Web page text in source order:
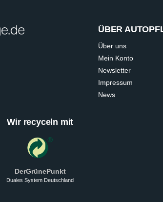
ÜBER
Über uns
Mein Konto
Newsletter
Impressum
News
Wir recyceln mit
DerGrünePunkt
Duales System Deutschland